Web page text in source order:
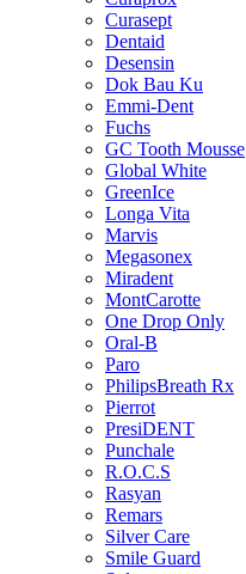
Curasept
Dentaid
Desensin
Dok Bau Ku
Emmi-Dent
Fuchs
GC Tooth Mousse
Global White
GreenIce
Longa Vita
Marvis
Megasonex
Miradent
MontCarotte
One Drop Only
Oral-B
Paro
PhilipsBreath Rx
Pierrot
PresiDENT
Punchale
R.O.C.S
Rasyan
Remars
Silver Care
Smile Guard